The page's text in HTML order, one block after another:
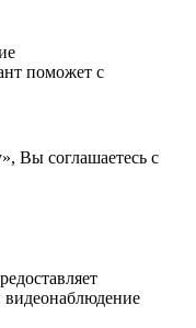
поможет с
Вы соглашаетесь с
видеонаблюдение